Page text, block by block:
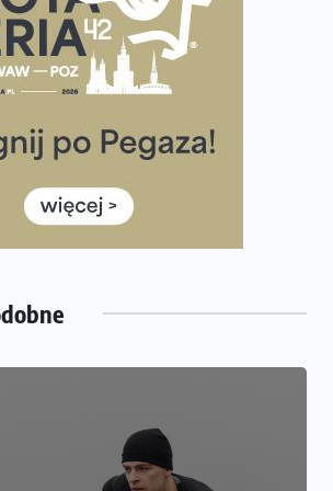
Bieg Powstania Warszawskiego.
liczba uczestników
biegać? 3 treningi wystarczą? Jak
robić postępy
Przed nami Nocny Portowy